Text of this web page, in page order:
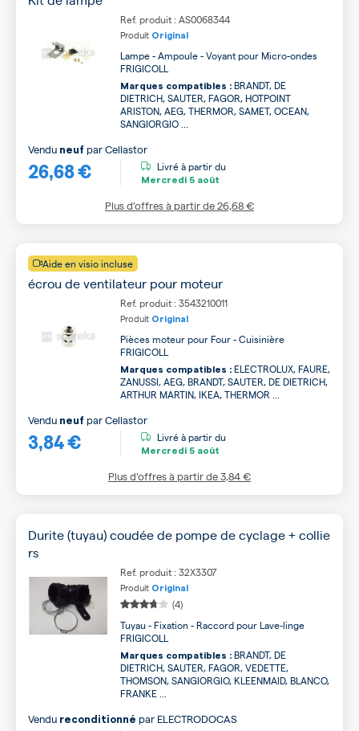
Ref. produit : AS0068344
Produit Original
Lampe - Ampoule - Voyant pour Micro-ondes
FRIGICOLL
Marques compatibles : BRANDT, DE
DIETRICH, SAUTER, FAGOR, HOTPOINT
ARISTON, AEG, THERMOR, SAMET, OCEAN,
SANGIORGIO ...
26,68 €
Vendu neuf parCellastor
Livré à partir du
Mercredi 5 août
Plus d’offres à partir de26,68 €
Aide en visio incluse
écrou de ventilateur pour moteur
Ref. produit : 3543210011
Produit Original
Pièces moteur pour Four - Cuisinière
FRIGICOLL
Marques compatibles : ELECTROLUX, FAURE,
ZANUSSI, AEG, BRANDT, SAUTER, DE DIETRICH,
ARTHUR MARTIN, IKEA, THERMOR ...
3,84 €
Vendu neuf parCellastor
Livré à partir du
Mercredi 5 août
Plus d’offres à partir de3,84 €
Durite (tuyau) coudée de pompe de cyclage + collie
rs
Ref. produit : 32X3307
Produit Original
(4)
Tuyau - Fixation - Raccord pour Lave-linge
FRIGICOLL
Marques compatibles : BRANDT, DE
DIETRICH, SAUTER, FAGOR, VEDETTE,
THOMSON, SANGIORGIO, KLEENMAID, BLANCO,
FRANKE ...
Vendu reconditionné par ELECTRODOCAS